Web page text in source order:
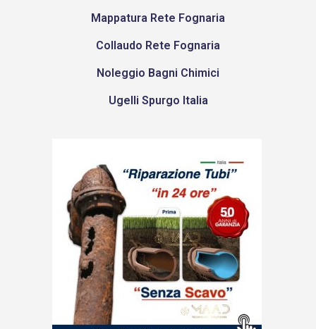
Mappatura Rete Fognaria
Collaudo Rete Fognaria
Noleggio Bagni Chimici
Ugelli Spurgo Italia